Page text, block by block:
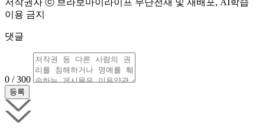
저작권자 ⓒ 브라보마이라이프 무단전재 및 재배포, AI학습
이용 금지
댓글
0 / 300